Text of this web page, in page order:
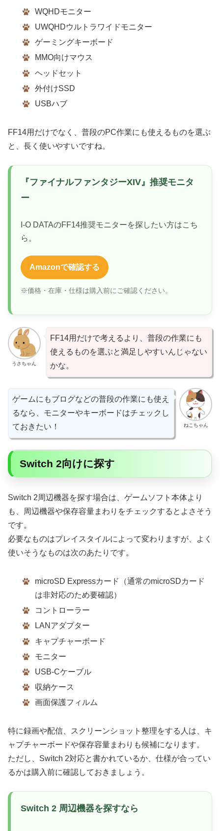
WQHDモニター
UWQHDウルトラワイドモニター
ゲーミングキーボード
MMO向けマウス
ヘッドセット
外付けSSD
USBハブ
FF14用だけでなく、普段のPC作業にも使えるものを選ぶ
と、長く使いやすいですね。
『ファイナルファンタジーXIV』推奨モニタ
ー
I-O DATAのFF14推奨モニターを探したい方はこち
ら。
Amazonで確認する
※価格・在庫・仕様は購入前にご確認ください。
うさちゃん
FF14用だけで考えるより、普段の作業にも
使えるものを選ぶと満足しやすいんじゃない
かな。
ねこちゃん
ゲームにもブログなどの普段の作業にも使え
るなら、モニターやキーボードはチェックし
ておきたい！
Switch 2向けに探す
Switch 2周辺機器を探す場合は、ゲームソフト本体より
も、周辺機器や保存容量まわりをチェックするとよさそう
です。
必要なものはプレイスタイルによって変わりますが、よく
使いそうなものは次のあたりです。
microSD Expressカード（通常のmicroSDカード
は非対応のため要確認）
コントローラー
LANアダプター
キャプチャーボード
モニター
USB-Cケーブル
収納ケース
画面保護フィルム
特に録画や配信、スクリーンショット整理をする人は、キ
ャプチャーボードや保存容量まわりも候補になります。
ただし、Switch 2対応と書かれているか、仕様が合ってい
るかは購入前に確認しておきましょう。
Switch 2 周辺機器を探すなら